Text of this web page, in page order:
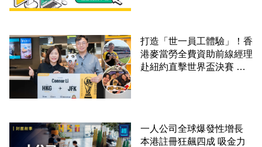
打造「世一員工體驗」！香
港麥當勞全費資助前線經理
赴紐約直擊世界盃決賽 見
一人公司全球爆發性增長
本港註冊狂飆四成 吸金力